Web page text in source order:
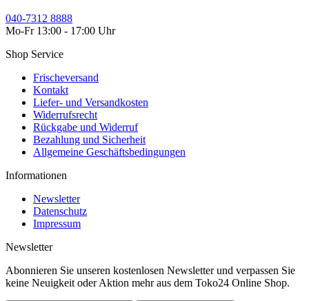
040-7312 8888
Mo-Fr 13:00 - 17:00 Uhr
Shop Service
Frischeversand
Kontakt
Liefer- und Versandkosten
Widerrufsrecht
Rückgabe und Widerruf
Bezahlung und Sicherheit
Allgemeine Geschäftsbedingungen
Informationen
Newsletter
Datenschutz
Impressum
Newsletter
Abonnieren Sie unseren kostenlosen Newsletter und verpassen Sie
keine Neuigkeit oder Aktion mehr aus dem Toko24 Online Shop.